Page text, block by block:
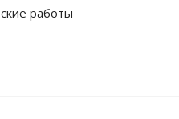
работы